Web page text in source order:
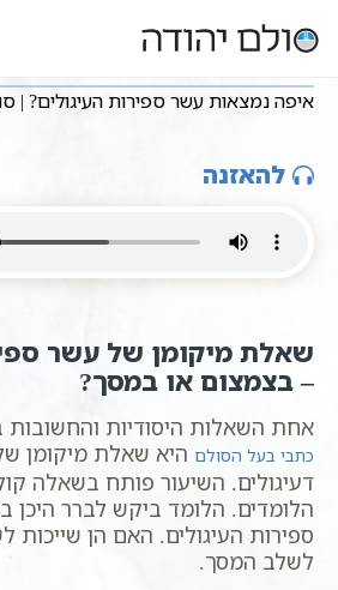
עמוד ראשי שיעורי וידאו
איפה נמצאות עשר ספירות העיגולים? | סולם
איפה נמצאות עשר ספירות העיגולים? |
להאזנה
שאלת מיקומן של עשר
– בצמצום או במסך?
אחת השאלות היסודיות והחשובות
כתבי בעל הסולם היא שאלת מיקומן
דעיגולים. השיעור פותח בשאלה
הלומדים. הלומד ביקש לברר היכן
ספירות העיגולים. האם הן שייכות
לשלב המסך.